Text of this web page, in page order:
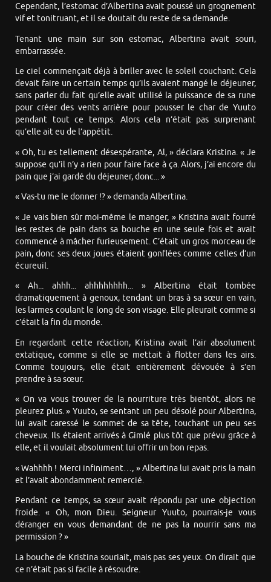
Cependant, l’estomac d’Albertina avait poussé un grognement
vif et tonitruant, et il se doutait du reste de sa demande.
Tenant une main sur son estomac, Albertina avait souri,
embarrassée.
Le ciel commençait déjà à briller avec le soleil couchant. Cela
devait faire un certain temps qu’ils avaient mangé le déjeuner,
sans parler du fait qu’elle avait utilisé la puissance de sa rune
pour créer des vents arrière pour pousser le char de Yuuto
pendant tout ce temps. Alors cela n’était pas surprenant
qu’elle ait eu de l’appétit.
« Oh, tu es tellement désespérante, Al, » déclara Kristina. « Je
suppose qu’il n’y a rien pour faire face à ça. Alors, j’ai encore du
pain que j’ai gardé du déjeuner, donc... »
« Vas-tu me le donner !? » demanda Albertina.
« Je vais bien sûr moi-même le manger, » Kristina avait fourré
les restes de pain dans sa bouche en une seule fois et avait
commencé à mâcher furieusement. C’était un gros morceau de
pain, donc ses deux joues étaient gonflées comme celles d’un
écureuil.
« Ah... ahhh... ahhhhhhhh... » Albertina était tombée
dramatiquement à genoux, tendant un bras à sa sœur en vain,
les larmes coulant le long de son visage. Elle pleurait comme si
c’était la fin du monde.
En regardant cette réaction, Kristina avait l’air absolument
extatique, comme si elle se mettait à flotter dans les airs.
Comme toujours, elle était entièrement dévouée à s’en
prendre à sa sœur.
« On va vous trouver de la nourriture très bientôt, alors ne
pleurez plus. » Yuuto, se sentant un peu désolé pour Albertina,
lui avait caressé le sommet de sa tête, touchant un peu ses
cheveux. Ils étaient arrivés à Gimlé plus tôt que prévu grâce à
elle, et il voulait absolument lui offrir un bon repas.
« Wahhhh ! Merci infiniment…, » Albertina lui avait pris la main
et l’avait abondamment remercié.
Pendant ce temps, sa sœur avait répondu par une objection
froide. « Oh, mon Dieu. Seigneur Yuuto, pourrais-je vous
déranger en vous demandant de ne pas la nourrir sans ma
permission ? »
La bouche de Kristina souriait, mais pas ses yeux. On dirait que
ce n’était pas si facile à résoudre.